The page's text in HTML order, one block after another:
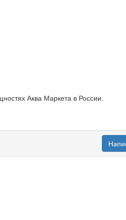
Аква Маркета в России.